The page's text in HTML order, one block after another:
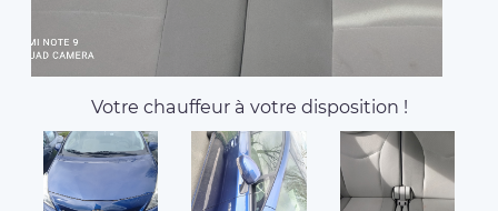
Bonjour à tous Je suis chauffeur VTC avec une
voiture hybride écologique disponible en H24 pour
vous aider à se déplacer partout où vous désirez.
Available vehicles: